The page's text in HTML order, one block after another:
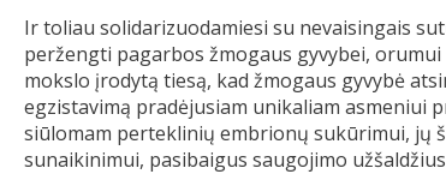
Ir toliau solidarizuodamiesi su nevaisingais
peržengti pagarbos žmogaus gyvybei,
mokslo įrodytą tiesą, kad žmogaus gyvybė
egzistavimą pradėjusiam unikaliam asmeniui
siūlomam perteklinių embrionų sukūrimui, jų
sunaikinimui, pasibaigus saugojimo